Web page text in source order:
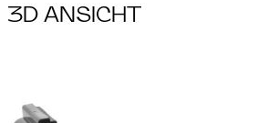
3D ANSICHT